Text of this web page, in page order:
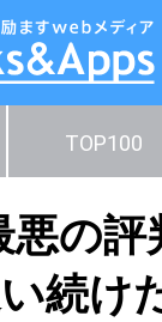
TOP100
の評
続け